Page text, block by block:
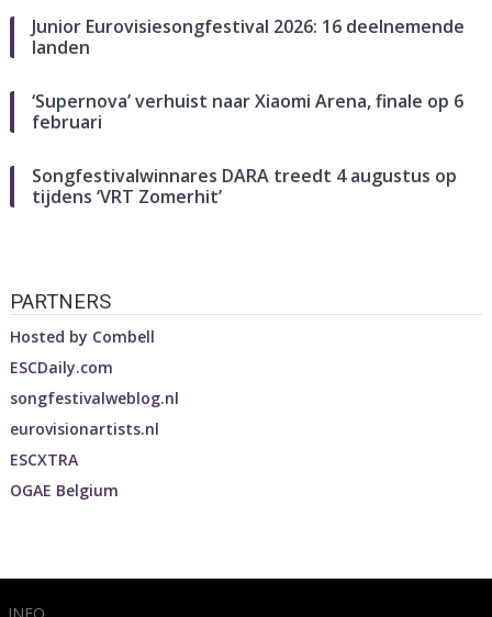
Junior Eurovisiesongfestival 2026: 16 deelnemende
landen
‘Supernova’ verhuist naar Xiaomi Arena, finale op 6
februari
Songfestivalwinnares DARA treedt 4 augustus op
tijdens ‘VRT Zomerhit’
PARTNERS
Hosted by Combell
ESCDaily.com
songfestivalweblog.nl
eurovisionartists.nl
ESCXTRA
OGAE Belgium